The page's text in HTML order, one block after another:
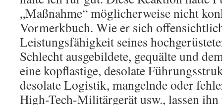
„Maßnahme“ möglicherweise nicht
Vormerkbuch. Wie er sich
Leistungsfähigkeit seines
Schlecht ausgebildete, gequälte und
eine kopflastige, desolate
desolate Logistik, mangelnde oder
High-Tech-Militärgerät usw., lassen